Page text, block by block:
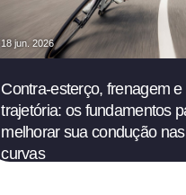
18 jun. 2026
Contra-esterço, frenagem e
trajetória: os fundamentos
melhorar sua condução nas
curvas